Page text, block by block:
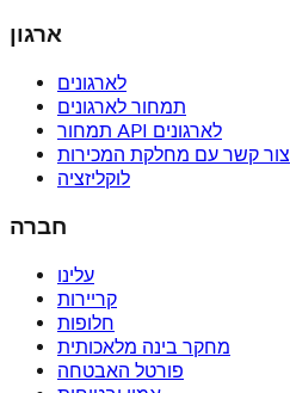
ארגון
לארגונים
תמחור לארגונים
תמחור API לארגונים
צור קשר עם מחלקת המכירות
לוקליזציה
חברה
עלינו
קריירות
חלופות
מחקר בינה מלאכותית
פורטל האבטחה